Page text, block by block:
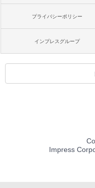
プライバシーポリシー
インプレスグループ
Impress